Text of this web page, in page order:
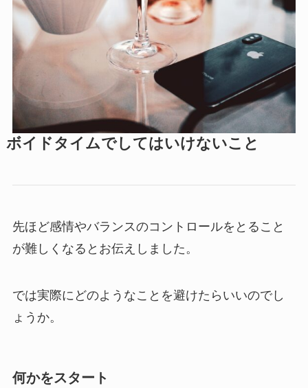
ボイドタイムでしてはいけないこと
先ほど感情やバランスのコントロールをとること
が難しくなるとお伝えしました。
では実際にどのようなことを避けたらいいのでし
ょうか。
何かをスタート